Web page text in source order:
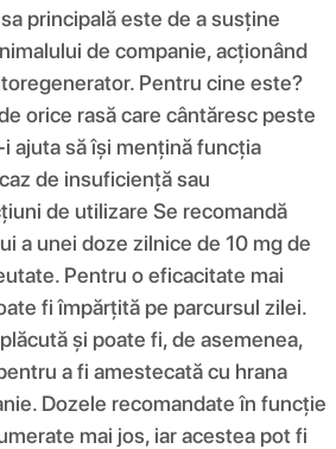
principală este de a susține
de companie, acționând
Pentru cine este?
orice rasă care cântăresc peste
ajuta să își mențină funcția
de insuficiență sau
de utilizare Se recomandă
a unei doze zilnice de 10 mg de
Pentru o eficacitate mai
fi împărțită pe parcursul zilei.
și poate fi, de asemenea,
a fi amestecată cu hrana
Dozele recomandate în funcție
mai jos, iar acestea pot fi